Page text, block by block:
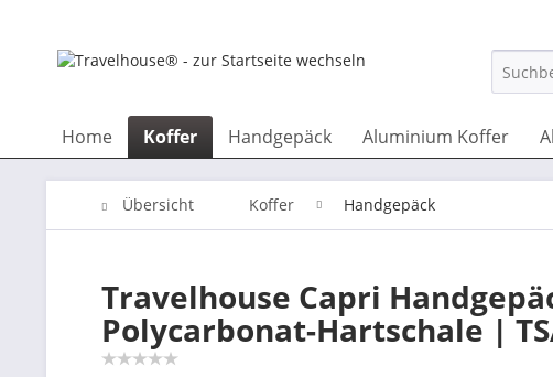
Home Koffer Handgepäck Aluminium Koffer
Übersicht Koffer Handgepäck
Travelhouse Capri
Polycarbonat-Hartschale |